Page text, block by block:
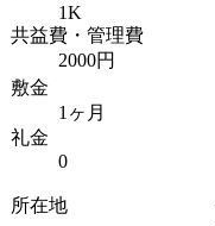
1K
共益費・管理費
2000円
敷金
1ヶ月
礼金
0
所在地